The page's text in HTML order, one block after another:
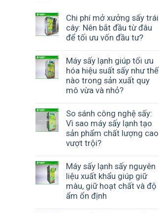
Chi phí mở xưởng sấy trái
cây: Nên bắt đầu từ đâu
để tối ưu vốn đầu tư?
Máy sấy lạnh giúp tối ưu
hóa hiệu suất sấy như thế
nào trong sản xuất quy
mô vừa và nhỏ?
So sánh công nghệ sấy:
Vì sao máy sấy lạnh tạo
sản phẩm chất lượng cao
vượt trội?
Máy sấy lạnh sấy nguyên
liệu xuất khẩu giúp giữ
màu, giữ hoạt chất và độ
ẩm ổn định